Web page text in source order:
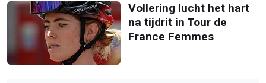
Vollering lucht het hart
na tijdrit in Tour de
France Femmes